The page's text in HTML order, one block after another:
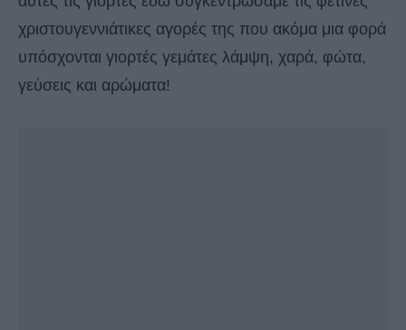
χριστουγεννιάτικες αγορές της που ακόμα μια φορά
υπόσχονται γιορτές γεμάτες λάμψη, χαρά, φώτα,
γεύσεις και αρώματα!